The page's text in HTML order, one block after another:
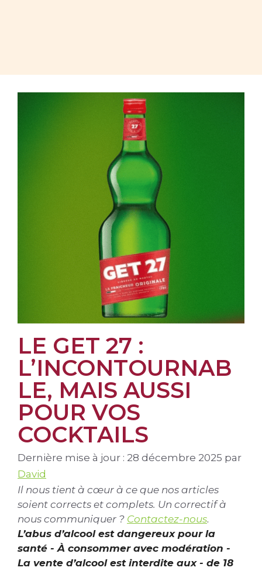
LE GET 27 :
L’INCONTOURNAB
LE, MAIS AUSSI
POUR VOS
COCKTAILS
Dernière mise à jour : 28 décembre 2025 par
David
Il nous tient à cœur à ce que nos articles
soient corrects et complets. Un correctif à
nous communiquer ? Contactez-nous.
L’abus d’alcool est dangereux pour la
santé - À consommer avec modération -
La vente d’alcool est interdite aux - de 18